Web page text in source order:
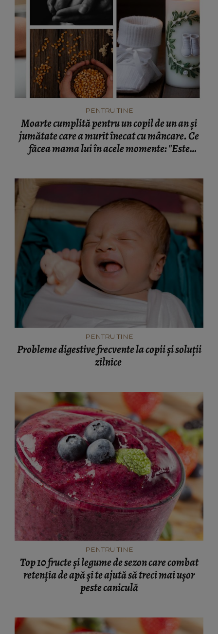
PENTRU TINE
Moarte cumplită pentru un copil de un an și
jumătate care a murit înecat cu mâncare. Ce
făcea mama lui în acele momente: "Este
PENTRU TINE
Probleme digestive frecvente la copii și soluții
zilnice
PENTRU TINE
Top 10 fructe și legume de sezon care combat
retenția de apă și te ajută să treci mai ușor
peste caniculă